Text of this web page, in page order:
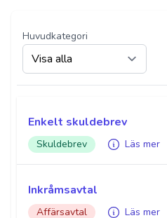
Huvudkategori
Enkelt skuldebrev
Skuldebrev Läs mer
Inkråmsavtal
Affärsavtal Läs mer